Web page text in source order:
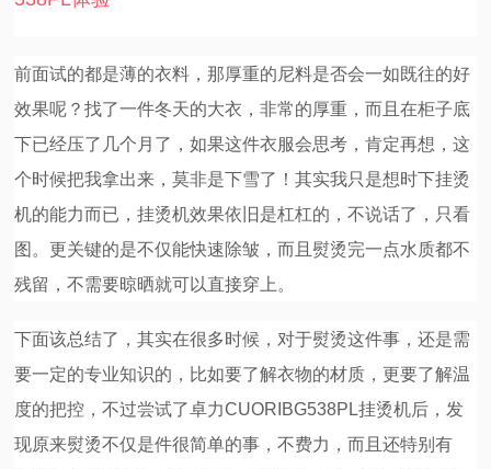
前面试的都是薄的衣料，那厚重的尼料是否会一如既往的好
效果呢？找了一件冬天的大衣，非常的厚重，而且在柜子底
下已经压了几个月了，如果这件衣服会思考，肯定再想，这
个时候把我拿出来，莫非是下雪了！其实我只是想时下挂烫
机的能力而已，挂烫机效果依旧是杠杠的，不说话了，只看
图。更关键的是不仅能快速除皱，而且熨烫完一点水质都不
残留，不需要晾晒就可以直接穿上。
下面该总结了，其实在很多时候，对于熨烫这件事，还是需
要一定的专业知识的，比如要了解衣物的材质，更要了解温
度的把控，不过尝试了卓力CUORIBG538PL挂烫机后，发
现原来熨烫不仅是件很简单的事，不费力，而且还特别有